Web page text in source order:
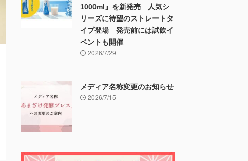
1000ml』を新発売 人気シ
リーズに待望のストレートタ
イプ登場 発売前には試飲イ
ベントも開催
2026/7/29
メディア名称変更のお知らせ
2026/7/15